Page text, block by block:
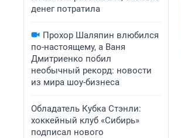
денег потратила
Прохор Шаляпин влюбился
по-настоящему, а Ваня
Дмитриенко побил
необычный рекорд: новости
из мира шоу-бизнеса
Обладатель Кубка Стэнли:
хоккейный клуб «Сибирь»
подписал нового